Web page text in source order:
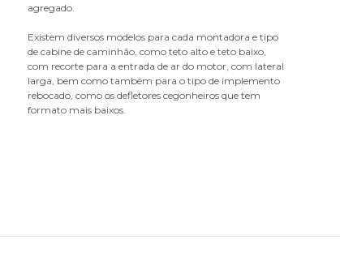
capa da porca do parafuso da flange
capa da porca do parafuso do chassi
capa de retrovisor
capô da cabine
carcaça filtro
agregado.
Existem diversos modelos para cada montadora e tipo
de cabine de caminhão, como teto alto e teto baixo,
com recorte para a entrada de ar do motor, com lateral
larga, bem como também para o tipo de implemento
rebocado, como os defletores cegonheiros que tem
formato mais baixos.